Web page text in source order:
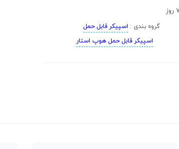
گروه بندی : اسپیکر قابل حمل
اسپیکر قابل حمل هوپ استار